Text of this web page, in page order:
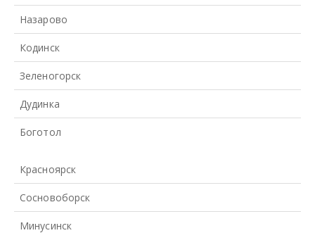
Назарово
Кодинск
Зеленогорск
Дудинка
Боготол
Красноярск
Сосновоборск
Минусинск